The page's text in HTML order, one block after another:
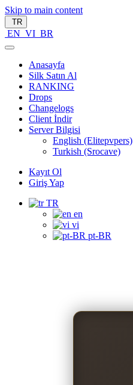
Skip to main content
TR
EN VI BR
Anasayfa
Silk Satın Al
RANKING
Drops
Changelogs
Client İndir
Server Bilgisi
English (Elitepvpers)
Turkish (Srocave)
Kayıt Ol
Giriş Yap
TR
en
vi
pt-BR